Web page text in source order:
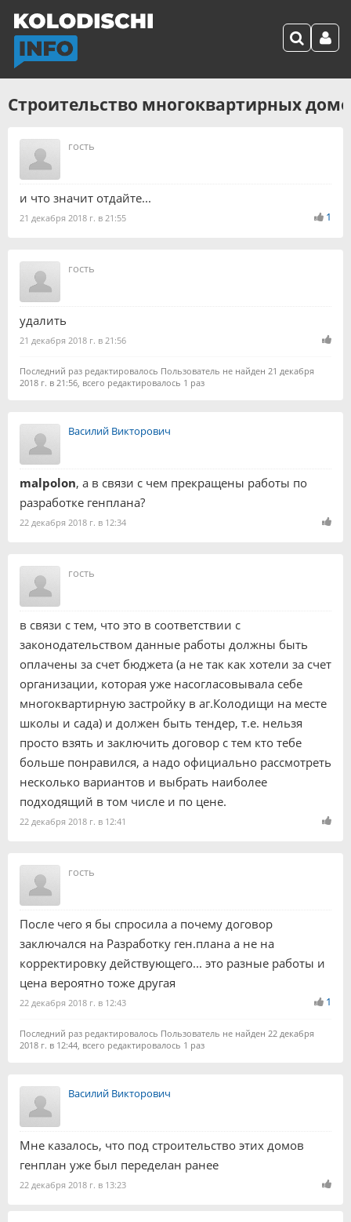
Строительство многоквартирных
гость
и что значит отдайте...
21 декабря 2018 г. в 21:55 1
гость
удалить
21 декабря 2018 г. в 21:56
Последний раз редактировалось Пользователь не найден 21 декабря
2018 г. в 21:56, всего редактировалось 1 раз
Василий Викторович
malpolon, а в связи с чем прекращены работы по
разработке генплана?
22 декабря 2018 г. в 12:34
гость
в связи с тем, что это в соответствии с
законодательством данные работы должны быть
оплачены за счет бюджета (а не так как хотели за счет
организации, которая уже насогласовывала себе
многоквартирную застройку в аг.Колодищи на месте
школы и сада) и должен быть тендер, т.е. нельзя
просто взять и заключить договор с тем кто тебе
больше понравился, а надо официально рассмотреть
несколько вариантов и выбрать наиболее
подходящий в том числе и по цене.
22 декабря 2018 г. в 12:41
гость
После чего я бы спросила а почему договор
заключался на Разработку ген.плана а не на
корректировку действующего... это разные работы и
цена вероятно тоже другая
22 декабря 2018 г. в 12:43 1
Последний раз редактировалось Пользователь не найден 22 декабря
2018 г. в 12:44, всего редактировалось 1 раз
Василий Викторович
Мне казалось, что под строительство этих домов
генплан уже был переделан ранее
22 декабря 2018 г. в 13:23